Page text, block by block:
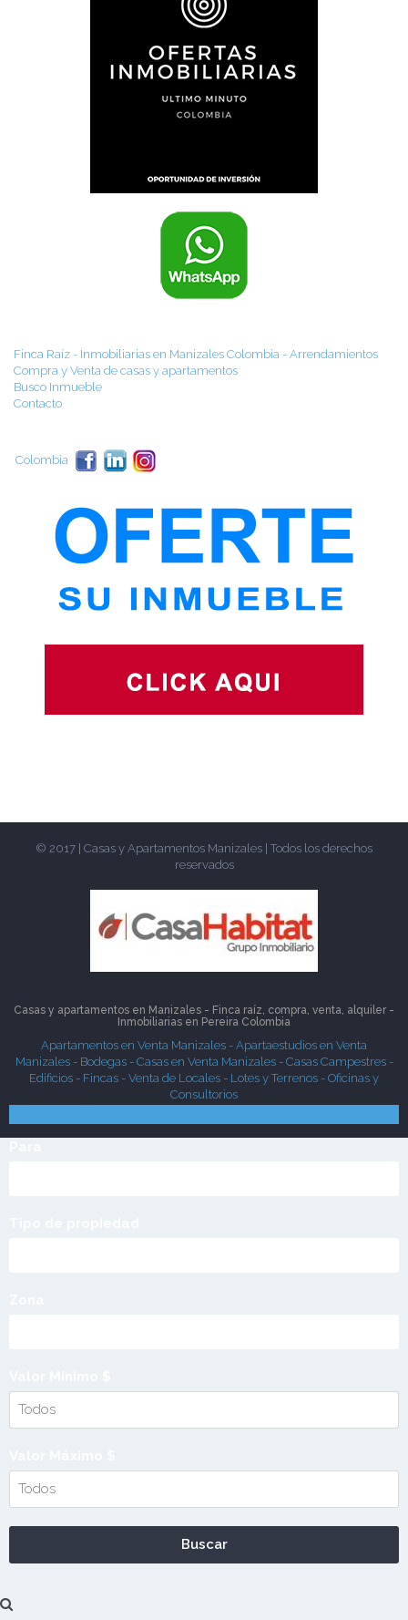
Finca Raíz - Inmobiliarias en Manizales Colombia - Arrendamientos
Compra y Venta de casas y apartamentos
Busco Inmueble
Contacto
Colombia
© 2017 | Casas y Apartamentos Manizales | Todos los derechos
reservados
Casas y apartamentos en Manizales - Finca raíz, compra, venta, alquiler -
Inmobiliarias en Pereira Colombia
Apartamentos en Venta Manizales - Apartaestudios en Venta
Manizales- Bodegas- Casas en Venta Manizales- Casas Campestres-
Edificios - Fincas - Venta de Locales - Lotes y Terrenos - Oficinas y
Consultorios